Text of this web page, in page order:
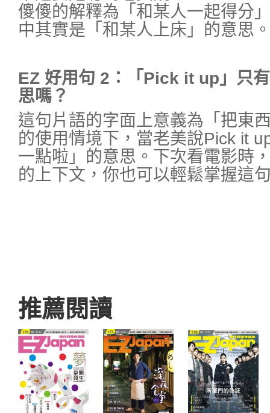
傻傻的解釋為「和某人一起得分
中其實是「和某人上床」的意思
EZ 好用句 2：「Pick it up」只
思嗎？
這句片語的字面上意義為「把東
的使用情境下，當老美說Pick it
一點啦」的意思。下次看電影時
的上下文，你也可以輕鬆掌握這
推薦閱讀